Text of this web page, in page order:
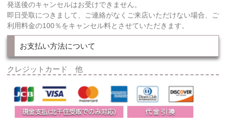
発送後のキャンセルはお受けできません。
即日受取につきまして、ご連絡がなくご来店いただけない場合、ご
利用料金の100％をキャンセル料とさせていただきます。
お支払い方法について
クレジットカード 他